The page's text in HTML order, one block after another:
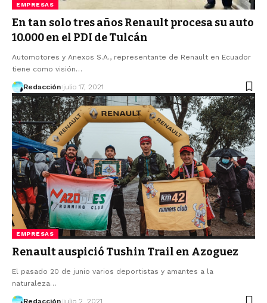
EMPRESAS
En tan solo tres años Renault procesa su auto
10.000 en el PDI de Tulcán
Automotores y Anexos S.A., representante de Renault en Ecuador
tiene como visión…
Redacción julio 17, 2021
EMPRESAS
Renault auspició Tushin Trail en Azoguez
El pasado 20 de junio varios deportistas y amantes a la
naturaleza…
Redacción julio 2, 2021